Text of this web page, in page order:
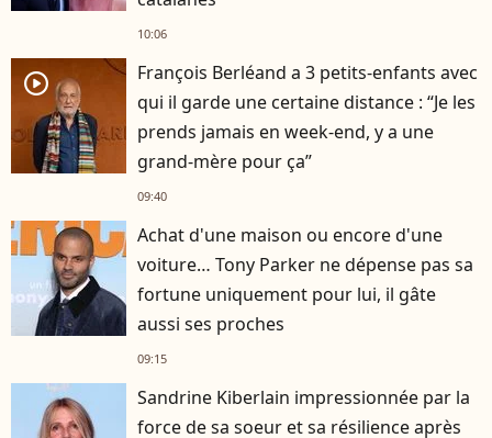
10:06
player2
François Berléand a 3 petits-enfants avec
qui il garde une certaine distance : “Je les
prends jamais en week-end, y a une
grand-mère pour ça”
09:40
Achat d'une maison ou encore d'une
voiture… Tony Parker ne dépense pas sa
fortune uniquement pour lui, il gâte
aussi ses proches
09:15
Sandrine Kiberlain impressionnée par la
force de sa soeur et sa résilience après